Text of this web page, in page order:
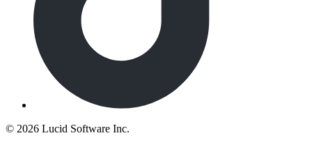
© 2026 Lucid Software Inc.